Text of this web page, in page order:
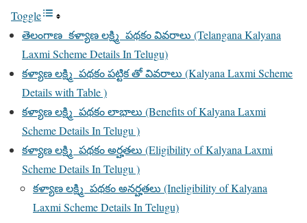
Toggle
తెలంగాణ కళ్యాణ లక్ష్మి పథకం వివరాలు (Telangana Kalyana
Laxmi Scheme Details In Telugu)
కళ్యాణ లక్ష్మి పథకం పట్టిక తో వివరాలు (Kalyana Laxmi Scheme
Details with Table )
కళ్యాణ లక్ష్మి పథకం లాభాలు (Benefits of Kalyana Laxmi
Scheme Details In Telugu )
కళ్యాణ లక్ష్మి పథకం అర్హతలు (Eligibility of Kalyana Laxmi
Scheme Details In Telugu )
కళ్యాణ లక్ష్మి పథకం అనర్హతలు (Ineligibility of Kalyana
Laxmi Scheme Details In Telugu)